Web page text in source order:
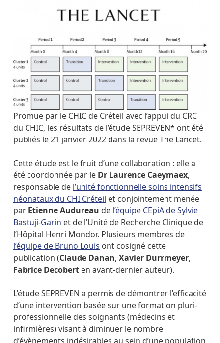
Promue par le CHIC de Créteil avec l’appui du CRC
du CHIC, les résultats de l’étude SEPREVEN* ont été
publiés le 21 janvier 2022 dans la revue The Lancet.
Cette étude est le fruit d’une collaboration : elle a
été coordonnée par le Dr Laurence Caeymaex,
responsable de l’unité fonctionnelle soins intensifs
néonataux du CHI Créteil et conjointement menée
par Etienne Audureau de l’équipe CEpiA de Sylvie
Bastuji-Garin et de l’Unité de Recherche Clinique de
l’Hôpital Henri Mondor. Plusieurs membres de
l’équipe de Bruno Louis ont cosigné cette
publication (Claude Danan, Xavier Durrmeyer,
Fabrice Decobert en avant-dernier auteur).
L’étude SEPREVEN a permis de démontrer l’efficacité
d’une intervention basée sur une formation pluri-
professionnelle des soignants (médecins et
infirmières) visant à diminuer le nombre
d’évènements indésirables au sein d’une population